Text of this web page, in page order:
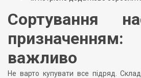
Сортування
важливо
Не варто купувати все підряд.